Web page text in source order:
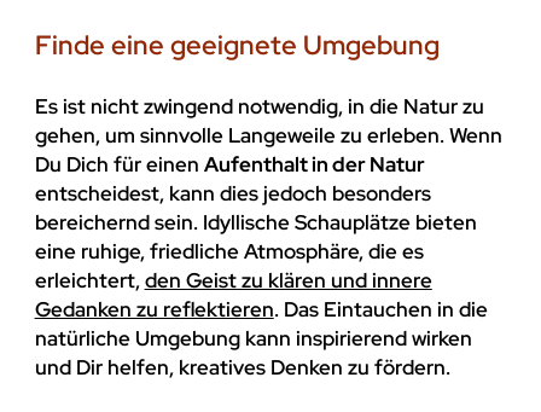
Finde eine geeignete Umgebung
Es ist nicht zwingend notwendig, in die Natur zu
gehen, um sinnvolle Langeweile zu erleben. Wenn
Du Dich für einen Aufenthalt in der Natur
entscheidest, kann dies jedoch besonders
bereichernd sein. Idyllische Schauplätze bieten
eine ruhige, friedliche Atmosphäre, die es
erleichtert,den Geist zu klären und innere
Gedanken zu reflektieren. Das Eintauchen in die
natürliche Umgebung kann inspirierend wirken
und Dir helfen, kreatives Denken zu fördern.